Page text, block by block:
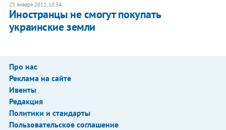
25 января 2011, 10:34
Иностранцы не смогут покупать
украинские земли
Про нас
Реклама на сайте
Ивенты
Редакция
Политики и стандарты
Пользовательское соглашение